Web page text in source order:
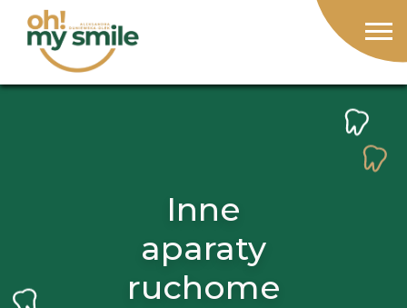
Inne
aparaty
ruchome